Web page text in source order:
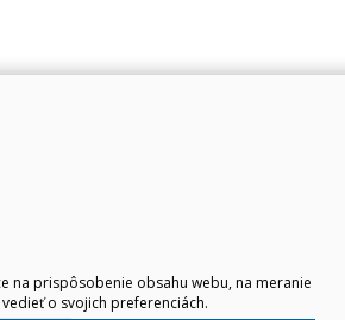
na prispôsobenie obsahu webu, na meranie
o svojich preferenciách.